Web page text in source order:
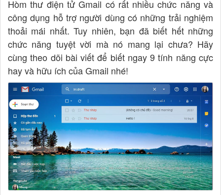
Hòm thư điện tử Gmail có rất nhiều chức năng và
công dụng hỗ trợ người dùng có những trải nghiệm
thoải mái nhất. Tuy nhiên, bạn đã biết hết những
chức năng tuyệt vời mà nó mang lại chưa? Hãy
cùng theo dõi bài viết để biết ngay 9 tính năng cực
hay và hữu ích của Gmail nhé!